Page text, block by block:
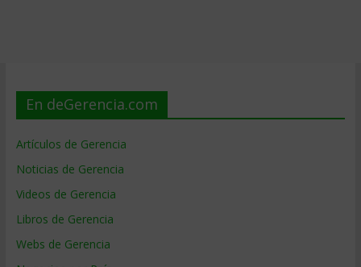
En deGerencia.com
Artículos de Gerencia
Noticias de Gerencia
Videos de Gerencia
Libros de Gerencia
Webs de Gerencia